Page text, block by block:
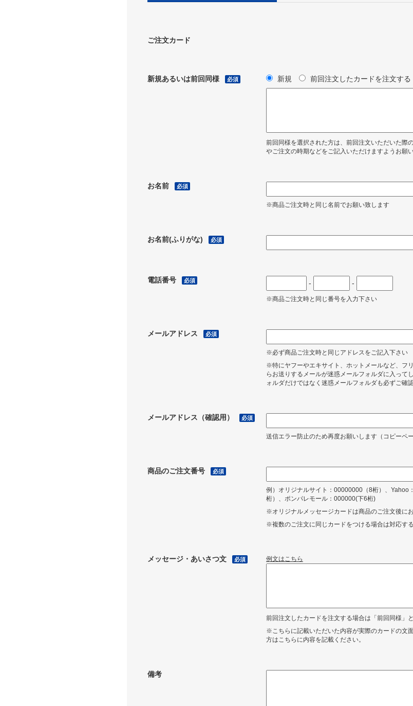
ご注文カード
新規あるいは前回同様 必須 新規 前回注文したカードを注文する
前回同様を選択された方は、前回注文いただいた際
やご注文の時期などをご記入いただけますようお願い
お名前 必須
※商品ご注文時と同じ名前でお願い致します
お名前(ふりがな) 必須
電話番号 必須 - -
※商品ご注文時と同じ番号を入力下さい
メールアドレス 必須
※必ず商品ご注文時と同じアドレスをご記入下さい
※特にヤフーやエキサイト、ホットメールなど、フ
らお送りするメールが迷惑メールフォルダに入って
ォルダだけではなく迷惑メールフォルダも必ずご確
メールアドレス（確認用） 必須
送信エラー防止のため再度お願いします（コピーペー
商品のご注文番号 必須
例）オリジナルサイト：00000000（8桁）、
桁）、ポンパレモール：000000(下6桁)
※オリジナルメッセージカードは商品のご注文後にお
※複数のご注文に同じカードをつける場合は対応す
メッセージ・あいさつ文 必須 例文はこちら
前回注文したカードを注文する場合は「前回同様」
※こちらに記載いただいた内容が実際のカードの文
方はこちらに内容を記載ください。
備考